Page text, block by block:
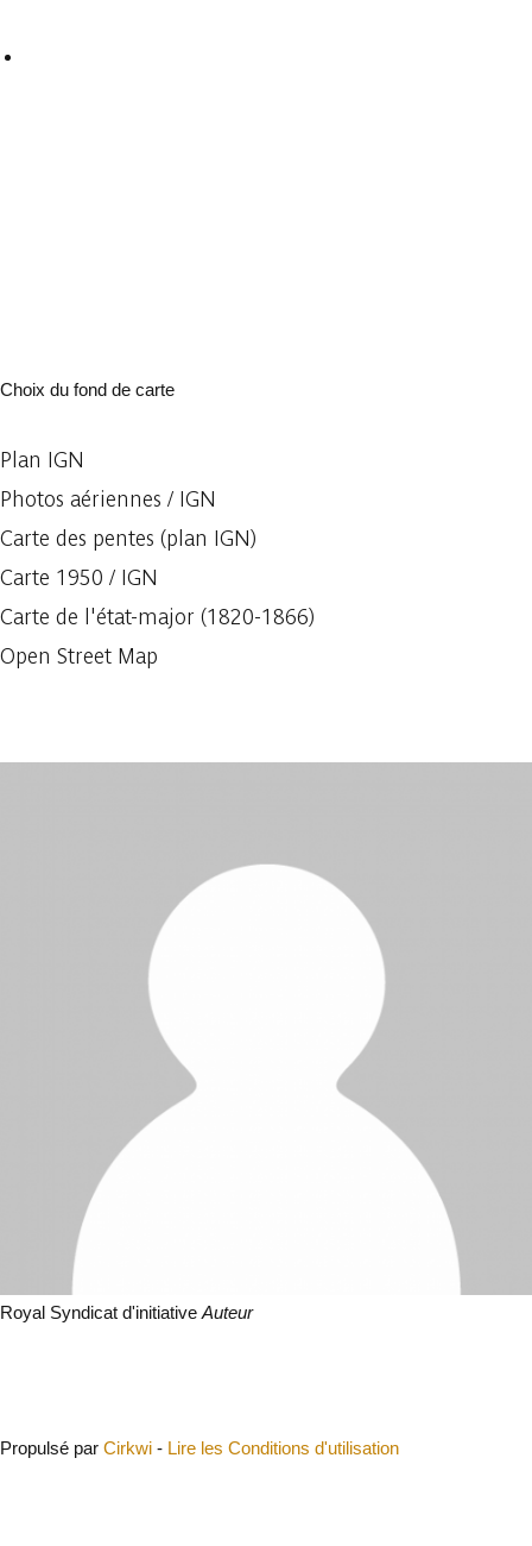
Choix du fond de carte
Plan IGN
Photos aériennes / IGN
Carte des pentes (plan IGN)
Carte 1950 / IGN
Carte de l'état-major (1820-1866)
Open Street Map
Royal Syndicat d'initiative Auteur
Propulsé par Cirkwi - Lire les Conditions d'utilisation